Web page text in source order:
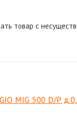
товар с
MIG 500 D/P